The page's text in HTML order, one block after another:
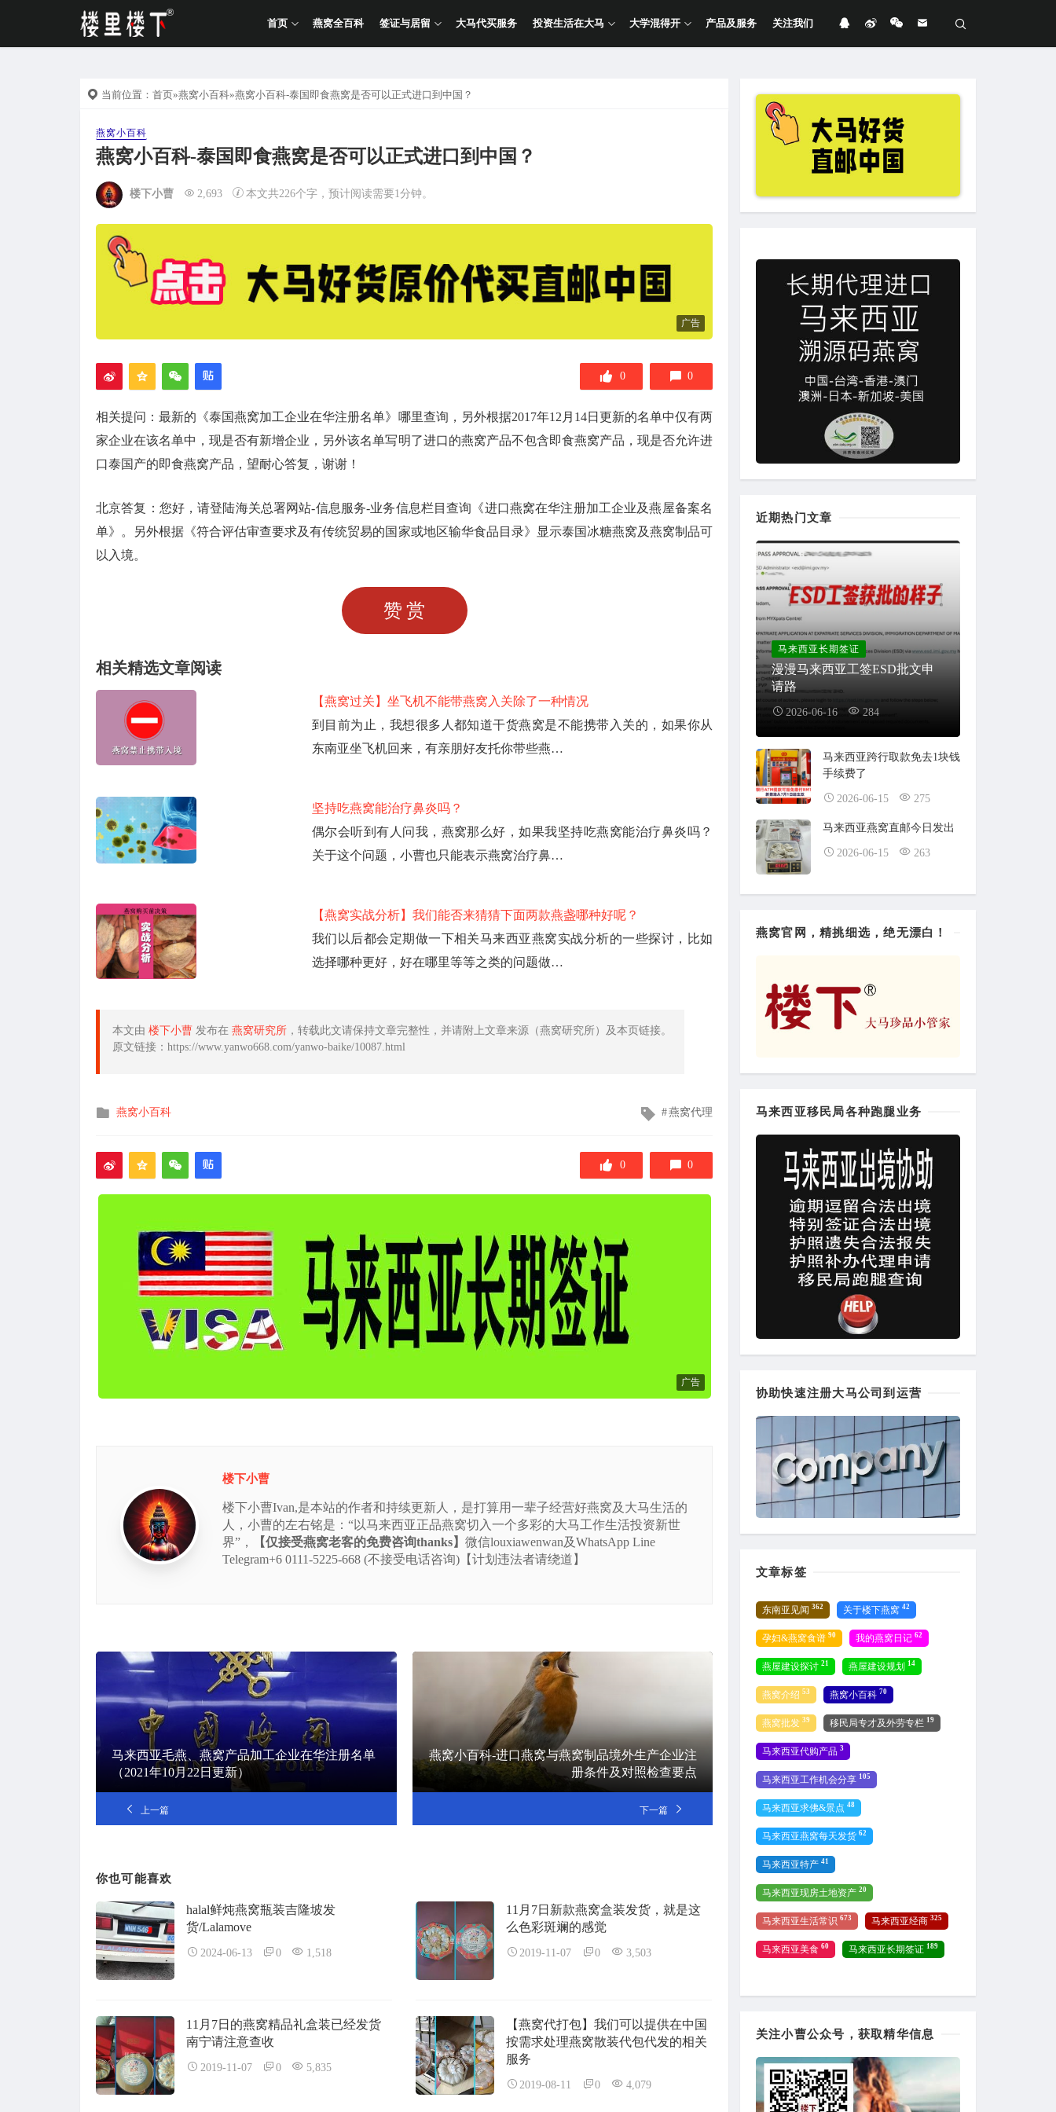
首页 燕窝全百科 签证与居留 大马代买服务 投资生活在大马 大学混得开 产品及服务 关注我们
当前位置： 首页»燕窝小百科»燕窝小百科-泰国即食燕窝是否可以正式进口到中国？
燕窝小百科
燕窝小百科-泰国即食燕窝是否可以正式进口到中国？
楼下小曹 2,693 本文共226个字，预计阅读需要1分钟。
广告
0 0
相关提问：最新的《泰国燕窝加工企业在华注册名单》哪里查询，另外根据2017年12月14日更新的名单中仅有两
家企业在该名单中，现是否有新增企业，另外该名单写明了进口的燕窝产品不包含即食燕窝产品，现是否允许进
口泰国产的即食燕窝产品，望耐心答复，谢谢！
北京答复：您好，请登陆海关总署网站-信息服务-业务信息栏目查询《进口燕窝在华注册加工企业及燕屋备案名
单》。另外根据《符合评估审查要求及有传统贸易的国家或地区输华食品目录》显示泰国冰糖燕窝及燕窝制品可
以入境。
赞赏
相关精选文章阅读
【燕窝过关】坐飞机不能带燕窝入关除了一种情况
到目前为止，我想很多人都知道干货燕窝是不能携带入关的，如果你从
东南亚坐飞机回来，有亲朋好友托你带些燕…
坚持吃燕窝能治疗鼻炎吗？
偶尔会听到有人问我，燕窝那么好，如果我坚持吃燕窝能治疗鼻炎吗？
关于这个问题，小曹也只能表示燕窝治疗鼻…
【燕窝实战分析】我们能否来猜猜下面两款燕盏哪种好呢？
我们以后都会定期做一下相关马来西亚燕窝实战分析的一些探讨，比如
选择哪种更好，好在哪里等等之类的问题做…
本文由 楼下小曹 发布在 燕窝研究所 ，转载此文请保持文章完整性，并请附上文章来源（燕窝研究所）及本页链接。
原文链接：https://www.yanwo668.com/yanwo-baike/10087.html
发
燕窝小百科
文
签
燕窝代理
0 0
广告
楼下小曹
楼下小曹Ivan,是本站的作者和持续更新人，是打算用一辈子经营好燕窝及大马生活的
人，小曹的左右铭是：“以马来西亚正品燕窝切入一个多彩的大马工作生活投资新世
界”，
【仅接受燕窝老客的免费咨询thanks】 微信louxiawenwan及WhatsApp Line
Telegram+6 0111-5225-668 (不接受电话咨询)【计划违法者请绕道】
马来西亚毛燕、燕窝产品加工企业在华注册名单
（2021年10月22日更新）
上一篇
燕窝小百科-进口燕窝与燕窝制品境外生产企业注
册条件及对照检查要点
下一篇
你也可能喜欢
halal鲜炖燕窝瓶装吉隆坡发
货/Lalamove
2024-06-13 0 1,518
11月7日新款燕窝盒装发货，就是这
么色彩斑斓的感觉
2019-11-07 0 3,503
11月7日的燕窝精品礼盒装已经发货
南宁请注意查收
2019-11-07 0 5,835
【燕窝代打包】我们可以提供在中国
按需求处理燕窝散装代包代发的相关
服务
2019-08-11 0 4,079
近期热门文章
马来西亚长期签证
漫漫马来西亚工签ESD批文申
请路
2026-06-16 284
马来西亚跨行取款免去1块钱
手续费了
2026-06-15 275
马来西亚燕窝直邮今日发出
2026-06-15 263
燕窝官网，精挑细选，绝无漂白！
马来西亚移民局各种跑腿业务
协助快速注册大马公司到运营
文章标签
东南亚见闻 362 关于楼下燕窝 42
孕妇&燕窝食谱 90 我的燕窝日记 62
燕屋建设探讨 21 燕屋建设规划 14
燕窝介绍 53 燕窝小百科 70
燕窝批发 39 移民局专才及外劳专栏 19
马来西亚代购产品 3
马来西亚工作机会分享 105
马来西亚求佛&景点 48
马来西亚燕窝每天发货 62
马来西亚特产 41
马来西亚现房土地资产 20
马来西亚生活常识 673 马来西亚经商 325
马来西亚美食 60 马来西亚长期签证 189
关注小曹公众号，获取精华信息